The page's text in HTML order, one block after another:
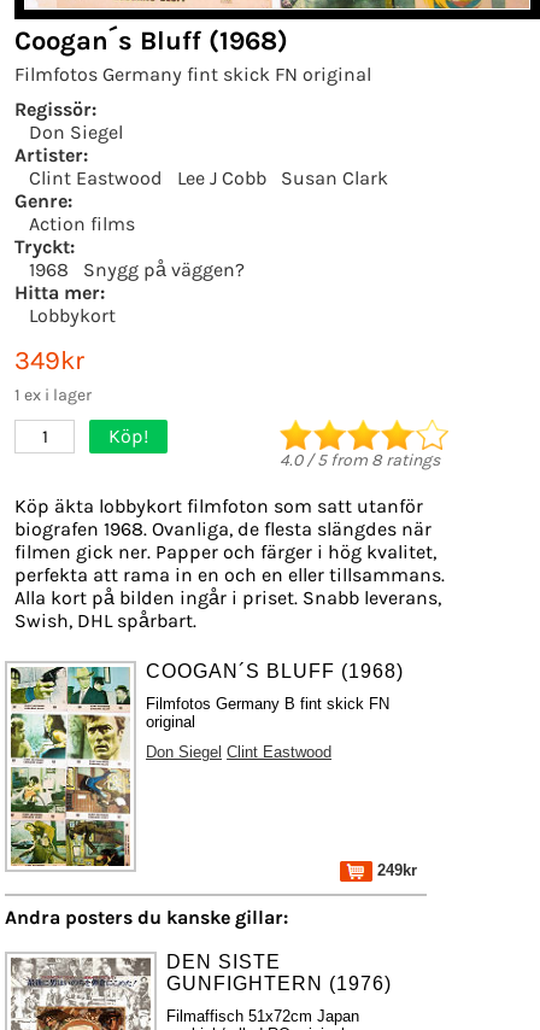
Coogan´s Bluff (1968)
Filmfotos Germany fint skick FN original
Regissör:
Don Siegel
Artister:
Clint Eastwood
Lee J Cobb
Susan Clark
Genre:
Action films
Tryckt:
1968
Snygg på väggen?
Hitta mer:
Lobbykort
349kr
1 ex i lager
1 Köp!
4.0/5from 8 ratings
Köp äkta lobbykort filmfoton som satt utanför
biografen 1968. Ovanliga, de flesta slängdes när
filmen gick ner. Papper och färger i hög kvalitet,
perfekta att rama in en och en eller tillsammans.
Alla kort på bilden ingår i priset. Snabb leverans,
Swish, DHL spårbart.
COOGAN´S BLUFF (1968)
Filmfotos Germany B fint skick FN
original
Don Siegel Clint Eastwood
249kr
Andra posters du kanske gillar:
DEN SISTE
GUNFIGHTERN (1976)
Filmaffisch 51x72cm Japan